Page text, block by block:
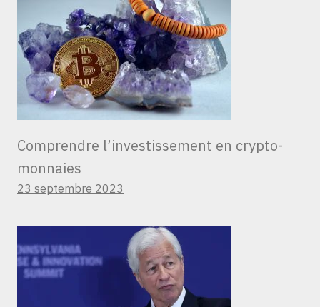
Comprendre l’investissement en crypto-
monnaies
23 septembre 2023